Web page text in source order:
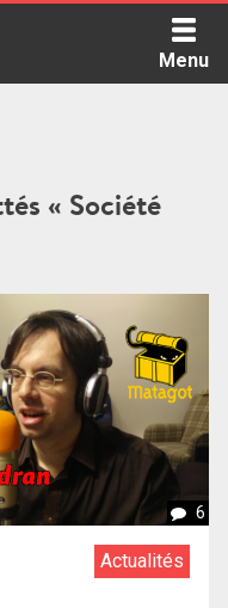
Menu
« Société
6
Actualités